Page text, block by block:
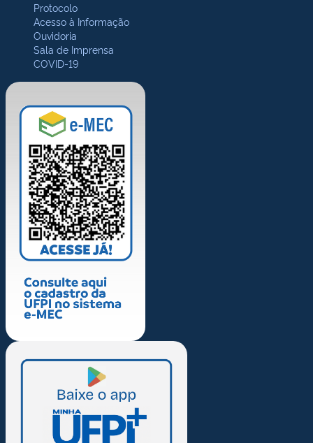
Protocolo
Acesso à Informação
Ouvidoria
Sala de Imprensa
COVID-19